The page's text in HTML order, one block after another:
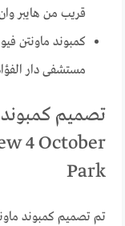
قريب من هايبر
مستشفى دار الفؤاد
4 October
Park